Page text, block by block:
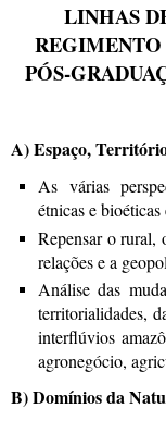
LINHAS
PÓS-
A) Espaço,
As várias
étnicas e
Repensar o rural,
relações e a
Análise das
territorialidades,
interflúvios
agronegócio,
B) Domínios da